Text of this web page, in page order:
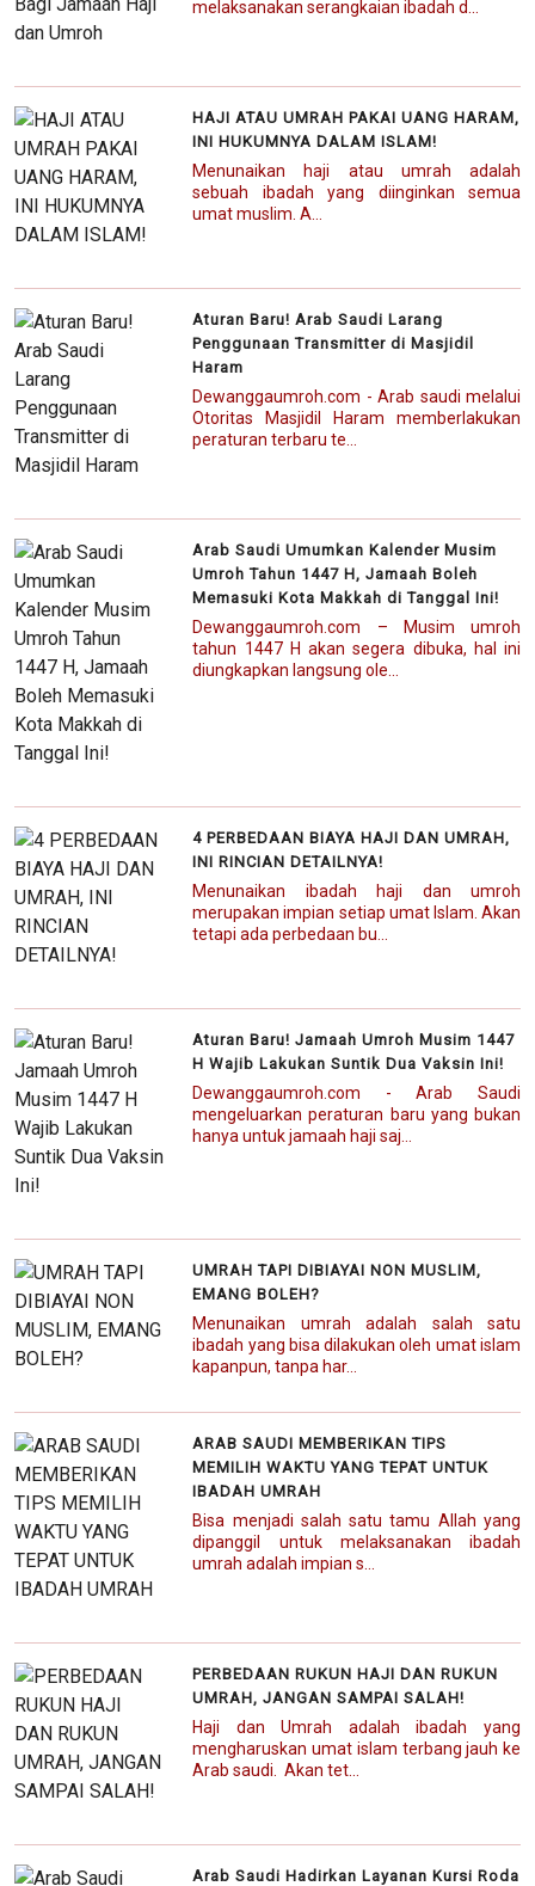
melaksanakan serangkaian ibadah d...
HAJI ATAU UMRAH PAKAI UANG HARAM,
INI HUKUMNYA DALAM ISLAM!
Menunaikan haji atau umrah adalah
sebuah ibadah yang diinginkan semua
umat muslim. A...
Aturan Baru! Arab Saudi Larang
Penggunaan Transmitter di Masjidil
Haram
Dewanggaumroh.com - Arab saudi melalui
Otoritas Masjidil Haram memberlakukan
peraturan terbaru te...
Arab Saudi Umumkan Kalender Musim
Umroh Tahun 1447 H, Jamaah Boleh
Memasuki Kota Makkah di Tanggal Ini!
Dewanggaumroh.com – Musim umroh
tahun 1447 H akan segera dibuka, hal ini
diungkapkan langsung ole...
4 PERBEDAAN BIAYA HAJI DAN UMRAH,
INI RINCIAN DETAILNYA!
Menunaikan ibadah haji dan umroh
merupakan impian setiap umat Islam. Akan
tetapi ada perbedaan bu...
Aturan Baru! Jamaah Umroh Musim 1447
H Wajib Lakukan Suntik Dua Vaksin Ini!
Dewanggaumroh.com - Arab Saudi
mengeluarkan peraturan baru yang bukan
hanya untuk jamaah haji saj...
UMRAH TAPI DIBIAYAI NON MUSLIM,
EMANG BOLEH?
Menunaikan umrah adalah salah satu
ibadah yang bisa dilakukan oleh umat islam
kapanpun, tanpa har...
ARAB SAUDI MEMBERIKAN TIPS
MEMILIH WAKTU YANG TEPAT UNTUK
IBADAH UMRAH
Bisa menjadi salah satu tamu Allah yang
dipanggil untuk melaksanakan ibadah
umrah adalah impian s...
PERBEDAAN RUKUN HAJI DAN RUKUN
UMRAH, JANGAN SAMPAI SALAH!
Haji dan Umrah adalah ibadah yang
mengharuskan umat islam terbang jauh ke
Arab saudi. Akan tet...
Arab Saudi Hadirkan Layanan Kursi Roda